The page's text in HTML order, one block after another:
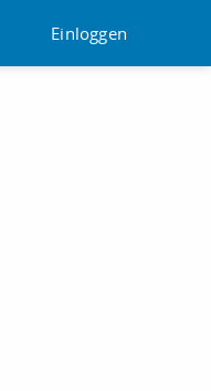
Einloggen